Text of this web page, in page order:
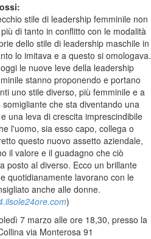
stile di leadership femminile non
di tanto in conflitto con le modalità
dello stile di leadership maschile in
lo imitava e a questo si omologava.
le nuove leve della leadership
stanno proponendo e portano
uno stile diverso, più femminile e a
somigliante che sta diventando una
una leva di crescita imprescindibile
l'uomo, sia esso capo, collega o
questo nuovo assetto aziendale,
il valore e il guadagno che ciò
posto al diverso. Ecco un brillante
quotidianamente lavorano con le
anche alle donne.
)
7 marzo alle ore 18,30, presso la
via Monterosa 91